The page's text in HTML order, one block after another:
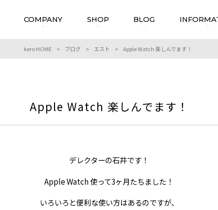
COMPANY SHOP BLOG
kero HOME > ブログ > エスト > Apple Watch 楽しんでます！
Apple Watch 楽しんでます！
デレクターの石井です！
Apple Watch 使って3ヶ月たちました！
いろいろと便利な使い方はあるのですが、